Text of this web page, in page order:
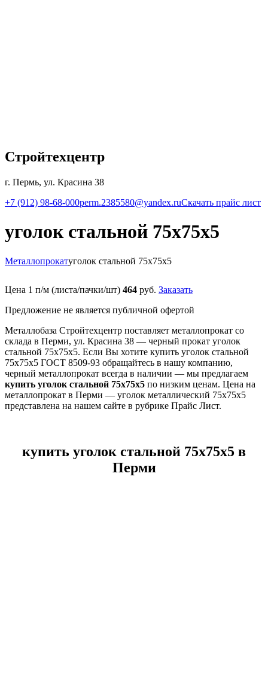
Стройтехцентр
г. Пермь, ул. Красина 38
+7 (912) 98-68-000perm.2385580@yandex.ruСкачать прайс лист
уголок стальной 75х75х5
Металлопрокатуголок стальной 75х75х5
Цена 1 п/м (листа/пачки/шт) 464 руб. Заказать
Предложение не является публичной офертой
Металлобаза Стройтехцентр поставляет металлопрокат со
склада в Перми, ул. Красина 38 — черный прокат уголок
стальной 75х75х5. Если Вы хотите купить уголок стальной
75х75х5 ГОСТ 8509-93 обращайтесь в нашу компанию,
черный металлопрокат всегда в наличии — мы предлагаем
купить уголок стальной 75х75х5 по низким ценам. Цена на
металлопрокат в Перми — уголок металлический 75х75х5
представлена на нашем сайте в рубрике Прайс Лист.
купить уголок стальной 75х75х5 в
Перми